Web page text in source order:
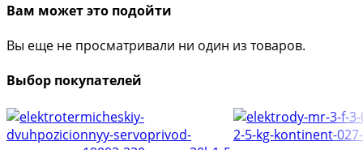
Вам может это подойти
Вы еще не просматривали ни один из товаров.
Выбор покупателей